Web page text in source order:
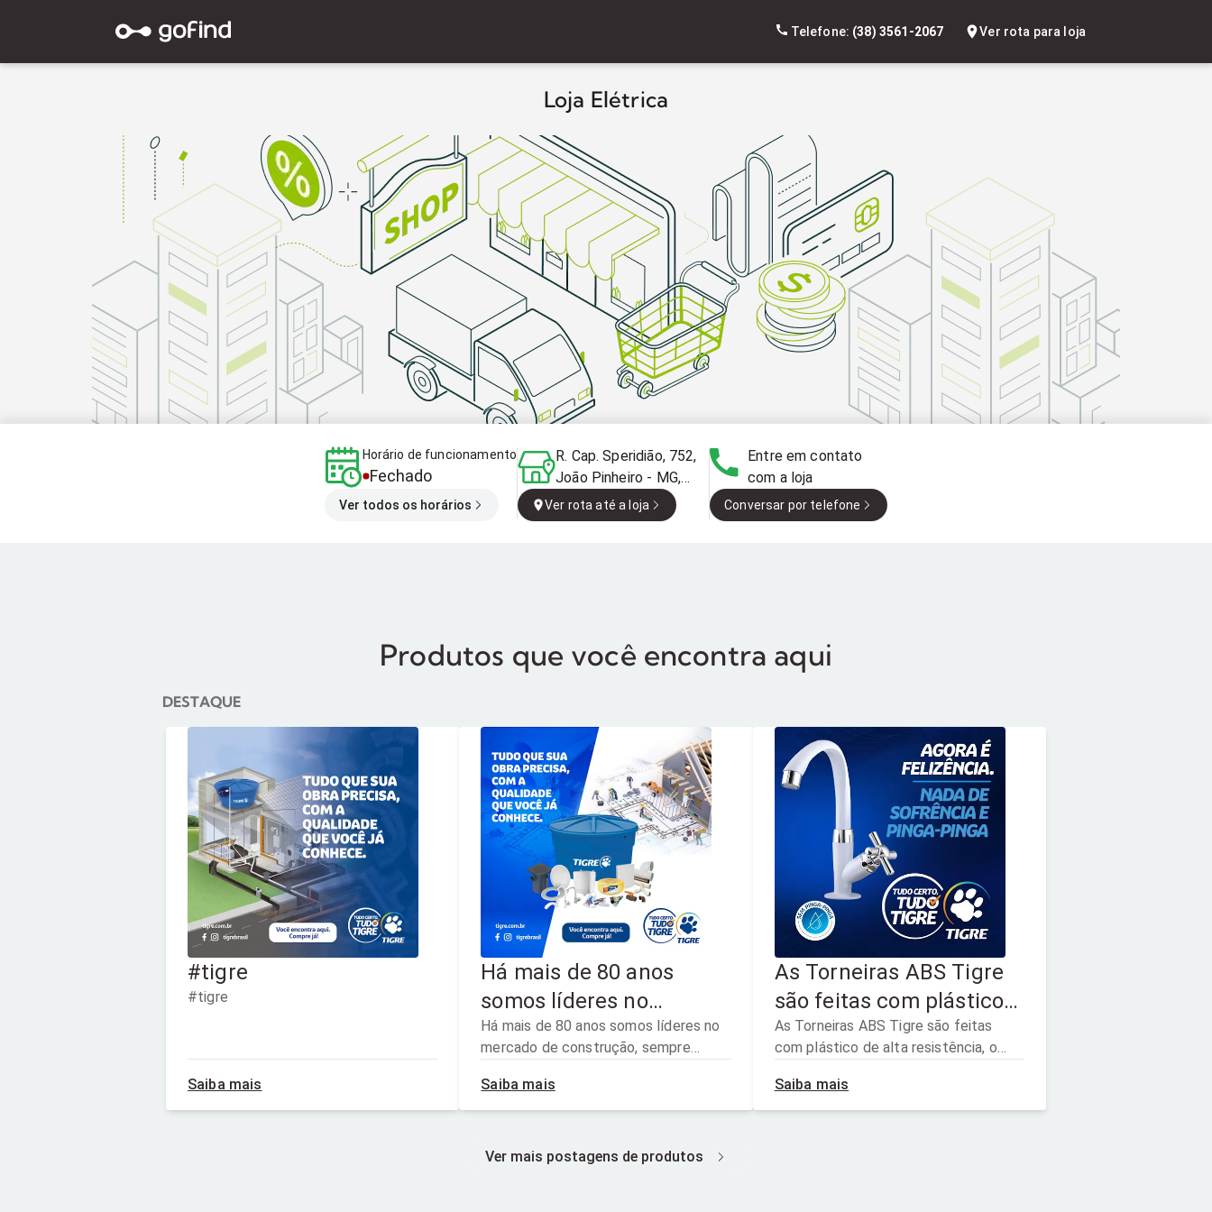
Telefone: (38) 3561-2067 Ver rota para loja
Loja Elétrica
Horário de funcionamento
Fechado
Ver todos os horários
R. Cap. Speridião, 752,
João Pinheiro - MG,
38770-000, Brasil
Ver rota até a loja
Entre em contato
com a loja
Conversar por telefone
Produtos que você encontra aqui
DESTAQUE
#tigre
#tigre
Saiba mais
Há mais de 80 anos
somos líderes no
mercado de construção,
sempre antecipando as
necessidades do
consumidor, trazendo
soluções para uma vida
Há mais de 80 anos somos líderes no
mercado de construção, sempre
consumidor, trazendo soluções para
uma vida tranquila e confortável.
Saiba mais
As Torneiras ABS Tigre
são feitas com plástico
de alta resistência, o que
garante maior
durabilidade ⁣ com um
custo
As Torneiras ABS Tigre são feitas
com plástico de alta resistência, o
um custo-benefício incrível. Pinga-
pinga na obra nunca mais!
Saiba mais
Ver mais postagens de produtos